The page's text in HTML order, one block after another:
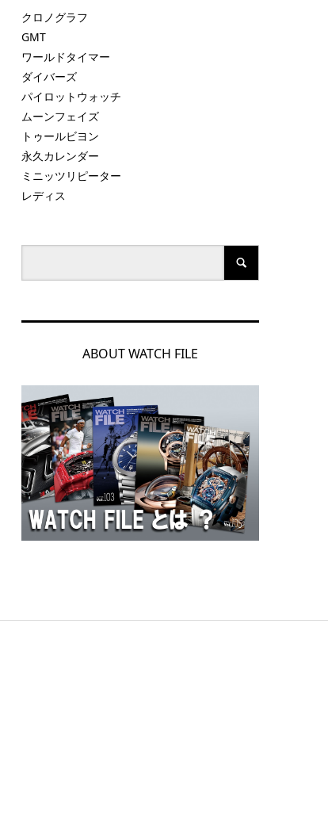
クロノグラフ
GMT
ワールドタイマー
ダイバーズ
パイロットウォッチ
ムーンフェイズ
トゥールビヨン
永久カレンダー
ミニッツリピーター
レディス
ABOUT WATCH FILE